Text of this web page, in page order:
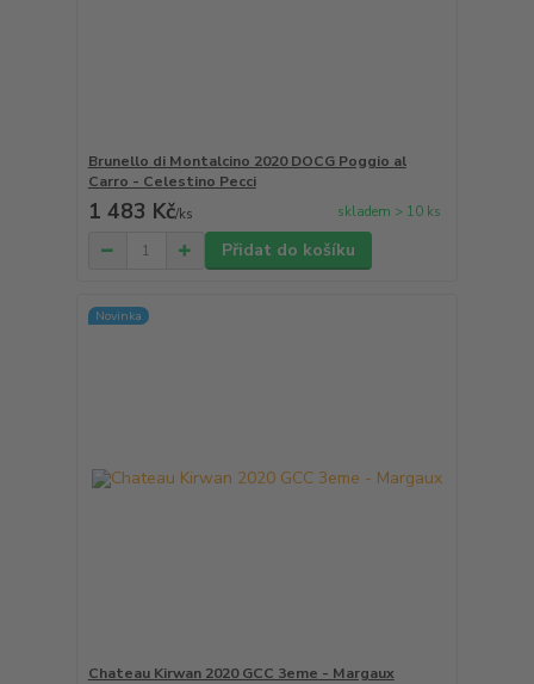
Brunello di Montalcino 2020 DOCG Poggio al
Carro - Celestino Pecci
1 483 Kč/ks skladem > 10 ks
Přidat do košíku
Novinka
Chateau Kirwan 2020 GCC 3eme - Margaux